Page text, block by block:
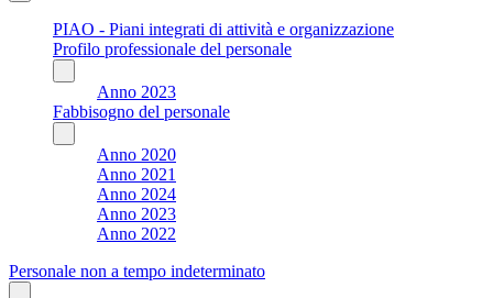
PIAO - Piani integrati di attività e organizzazione
Profilo professionale del personale
Anno 2023
Fabbisogno del personale
Anno 2020
Anno 2021
Anno 2024
Anno 2023
Anno 2022
Personale non a tempo indeterminato